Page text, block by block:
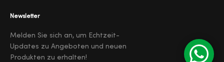
Newsletter
Melden Sie sich an, um Echtzeit-
Updates zu Angeboten und neuen
Produkten zu erhalten!